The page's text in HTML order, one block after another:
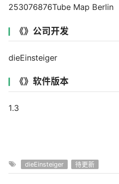
253076876Tube Map Berlin
《》公司开发
dieEinsteiger
《》软件版本
1.3
dieEinsteiger 待更新